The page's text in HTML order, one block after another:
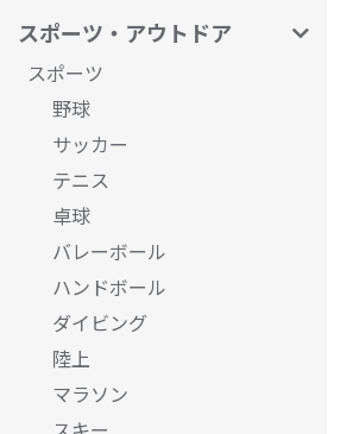
スポーツ・アウトドア
スポーツ
野球
サッカー
テニス
卓球
バレーボール
ハンドボール
ダイビング
陸上
マラソン